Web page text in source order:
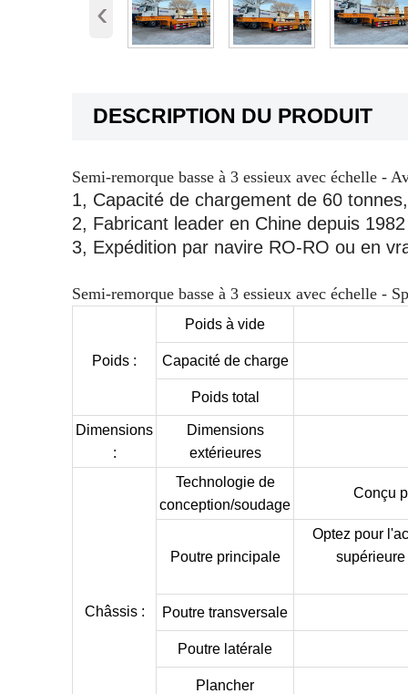
‹
DESCRIPTION DU PRODUIT
Semi-remorque basse à 3 essieux avec échelle -
1, Capacité de chargement de 60
2, Fabricant leader en Chine depuis
3, Expédition par navire RO-RO ou en
Semi-remorque basse à 3 essieux avec échelle -
Poids :
Poids à vide
Capacité de charge
Poids total
Dimensions
:
Dimensions
extérieures
Châssis :
Technologie de
conception/soudage
Conçu
Poutre principale
Optez pour
Poutre transversale
Poutre latérale
Plancher